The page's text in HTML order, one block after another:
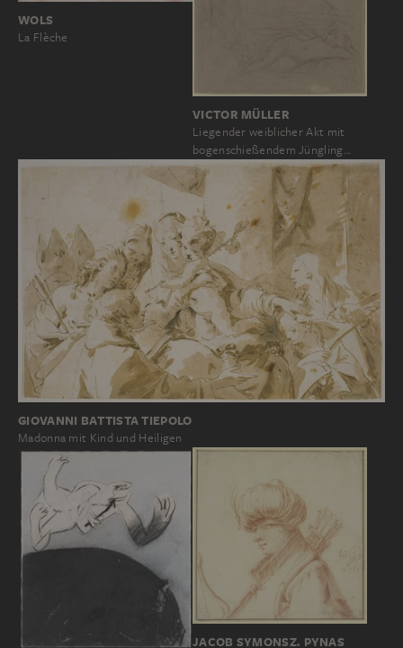
WOLS
La Flèche
VICTOR MÜLLER
Liegender weiblicher Akt mit
bogenschießendem Jüngling…
GIOVANNI BATTISTA TIEPOLO
Madonna mit Kind und Heiligen
JACOB SYMONSZ. PYNAS